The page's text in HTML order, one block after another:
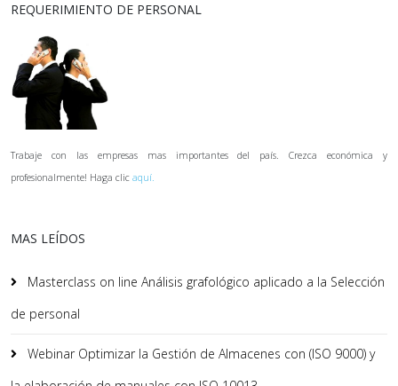
REQUERIMIENTO DE PERSONAL
Trabaje con las empresas mas importantes del país. Crezca económica y
profesionalmente! Haga clic aquí.
MAS LEÍDOS
Masterclass on line Análisis grafológico aplicado a la Selección
de personal
Webinar Optimizar la Gestión de Almacenes con (ISO 9000) y